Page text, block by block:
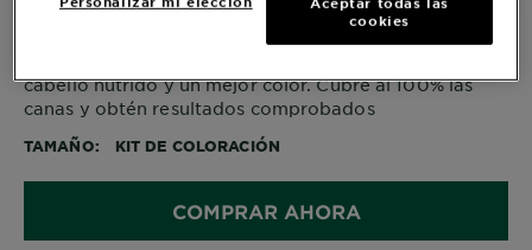
cabello nutrido y un mejor color. Cubre al 100% las
canas y obtén resultados comprobados
TAMAÑO KIT DE COLORACIÓN
COMPRAR AHORA
cookies